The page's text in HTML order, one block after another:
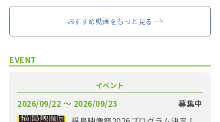
おすすめ動画をもっと見る
EVENT
イベント
2026/09/22 〜 2026/09/23
募集中